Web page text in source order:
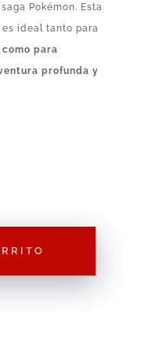
Pokémon. Esta
ideal tanto para
para
profunda y